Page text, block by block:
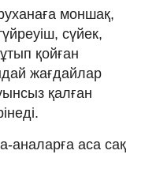
моншақ,
сүйек,
қойған
жағдайлар
қалған
аналарға аса сақ